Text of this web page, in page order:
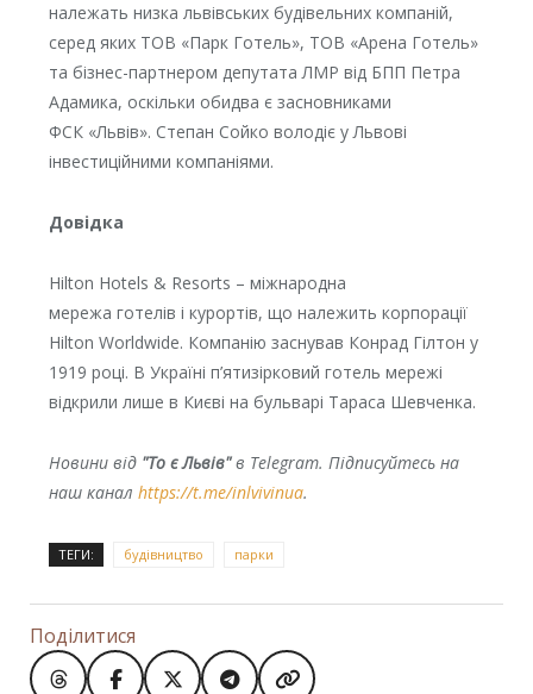
належать низка львівських будівельних компаній,
серед яких ТОВ «Парк Готель», ТОВ «Арена Готель»
та бізнес-партнером депутата ЛМР від БПП Петра
Адамика, оскільки обидва є засновниками
ФСК «Львів». Степан Сойко володіє у Львові
інвестиційними компаніями.
Довідка
Hilton Hotels & Resorts – міжнародна
мережа готелів і курортів, що належить корпорації
Hilton Worldwide. Компанію заснував Конрад Гілтон у
1919 році. В Україні п’ятизірковий готель мережі
відкрили лише в Києві на бульварі Тараса Шевченка.
Новини від "То є Львів"в Telegram. Підписуйтесь на
наш канал https://t.me/inlvivinua.
ТЕГИ: будівництво парки
Поділитися